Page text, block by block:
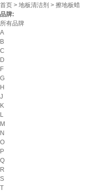
首页 > 地板清洁剂 > 擦地板蜡
品牌:
所有品牌
A
B
C
D
F
G
H
J
K
L
M
N
O
P
Q
R
S
T